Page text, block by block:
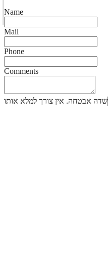
Name
Mail
Phone
Comments
שדה אבטחה. אין צורך למלא אותו